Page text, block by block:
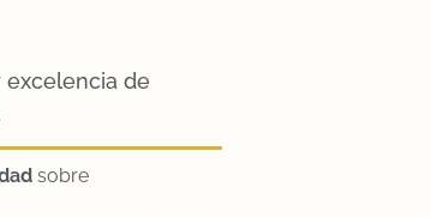
excelencia de
sobre